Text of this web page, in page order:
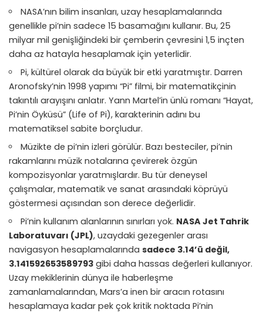
NASA’nın bilim insanları, uzay hesaplamalarında
genellikle pi’nin sadece 15 basamağını kullanır. Bu, 25
milyar mil genişliğindeki bir çemberin çevresini 1,5 inçten
daha az hatayla hesaplamak için yeterlidir.
Pi, kültürel olarak da büyük bir etki yaratmıştır. Darren
Aronofsky’nin 1998 yapımı “Pi” filmi, bir matematikçinin
takıntılı arayışını anlatır. Yann Martel’in ünlü romanı “Hayat,
Pi’nin Öyküsü” (Life of Pi), karakterinin adını bu
matematiksel sabite borçludur.
Müzikte de pi’nin izleri görülür. Bazı besteciler, pi’nin
rakamlarını müzik notalarına çevirerek özgün
kompozisyonlar yaratmışlardır. Bu tür deneysel
çalışmalar, matematik ve sanat arasındaki köprüyü
göstermesi açısından son derece değerlidir.
Pi’nin kullanım alanlarının sınırları yok. NASA Jet Tahrik
Laboratuvarı (JPL), uzaydaki gezegenler arası
navigasyon hesaplamalarında sadece 3.14’ü değil,
3.141592653589793 gibi daha hassas değerleri kullanıyor.
Uzay mekiklerinin dünya ile haberleşme
zamanlamalarından, Mars’a inen bir aracın rotasını
hesaplamaya kadar pek çok kritik noktada Pi’nin